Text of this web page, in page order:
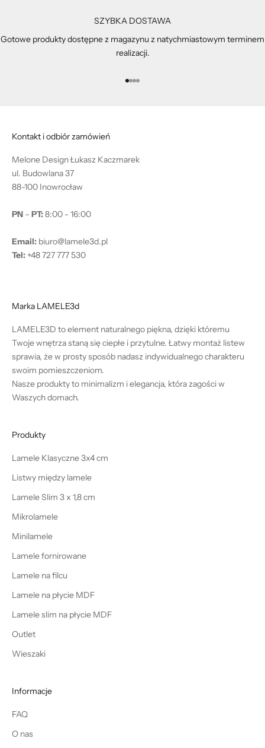
SZYBKA DOSTAWA
Gotowe produkty dostępne z magazynu z natychmiastowym terminem
realizacji.
Przejdź do 1
Przejdź do 2
Przejdź do 3
Przejdź do 4
Kontakt i odbiór zamówień
Melone Design Łukasz Kaczmarek
ul. Budowlana 37
88-100 Inowrocław
PN – PT:8:00 - 16:00
Email: biuro@lamele3d.pl
Tel: +48 727 777 530
Marka LAMELE3d
LAMELE3D to element naturalnego piękna, dzięki któremu
Twoje wnętrza staną się ciepłe i przytulne. Łatwy montaż listew
sprawia, że w prosty sposób nadasz indywidualnego charakteru
swoim pomieszczeniom.
Nasze produkty to minimalizm i elegancja, która zagości w
Waszych domach.
Produkty
Lamele Klasyczne 3x4 cm
Listwy między lamele
Lamele Slim 3 x 1,8 cm
Mikrolamele
Minilamele
Lamele fornirowane
Lamele na filcu
Lamele na płycie MDF
Lamele slim na płycie MDF
Outlet
Wieszaki
Informacje
FAQ
O nas